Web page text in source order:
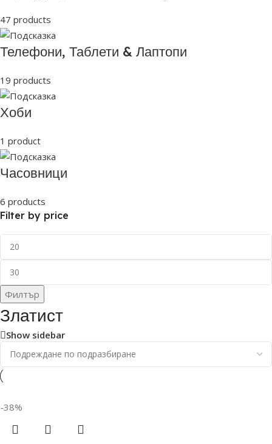
47 products
Телефони, Таблети & Лаптопи
19 products
Хоби
1 product
Часовници
6 products
Filter by price
Филтър
Златист
Show sidebar
-38%